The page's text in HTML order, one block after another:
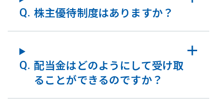
株主優待制度はありますか？
配当金はどのようにして受け取
ることができるのですか？